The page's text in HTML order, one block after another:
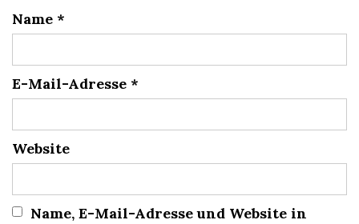
Name *
E-Mail-Adresse *
Website
Name, E-Mail-Adresse und Website in